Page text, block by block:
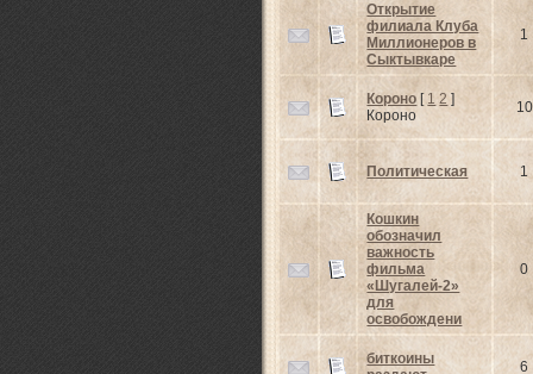
Открытие
филиала Клуба
Миллионеров в
Сыктывкаре
1
Короно [ 1 2 ]
Короно
10
Политическая 1
Кошкин
обозначил
важность
фильма
«Шугалей-2»
для
освобождени
0
биткоины
6